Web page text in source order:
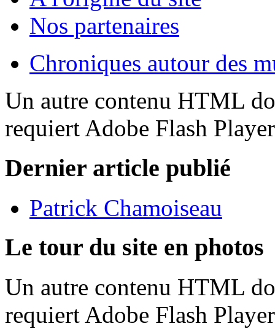
Nos partenaires
Chroniques autour des
Un autre contenu HTML
requiert Adobe Flash
Dernier article publié
Patrick Chamoiseau
Le tour du site en photos
Un autre contenu HTML
requiert Adobe Flash